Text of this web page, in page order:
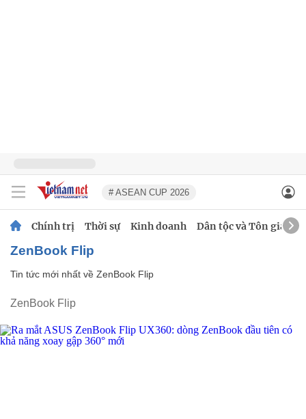
# ASEAN CUP 2026
Chính trị Thời sự Kinh doanh Dân tộc và Tôn giáo
ZenBook Flip
Tin tức mới nhất về ZenBook Flip
ZenBook Flip